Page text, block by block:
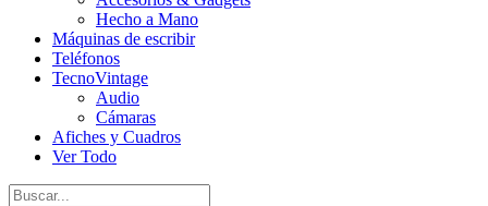
Hecho a Mano
Máquinas de escribir
Teléfonos
TecnoVintage
Audio
Cámaras
Afiches y Cuadros
Ver Todo